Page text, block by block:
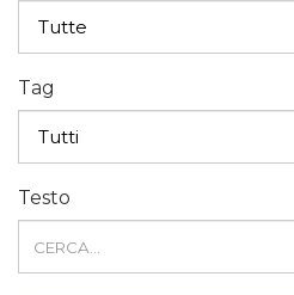
Tag
Testo